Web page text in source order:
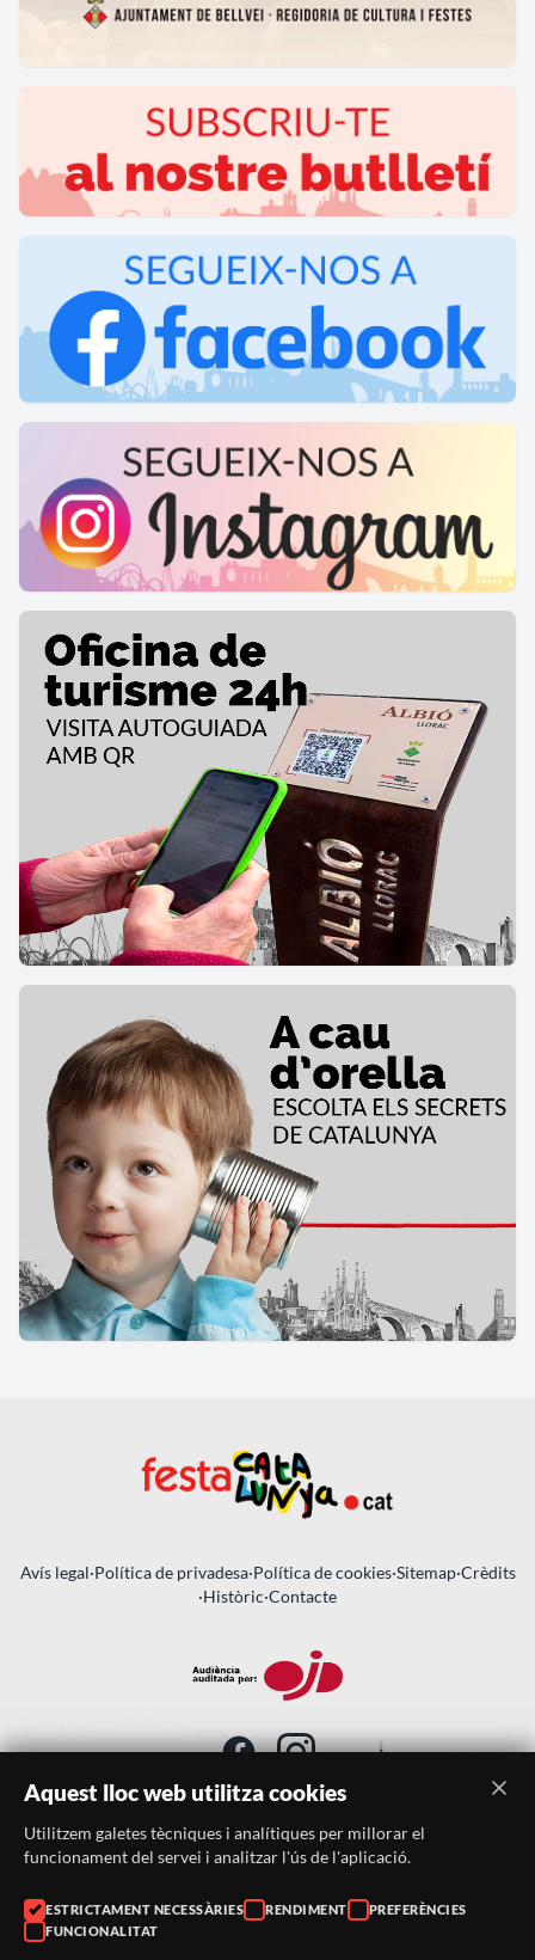
Avís legal·Política de privadesa·Política de cookies·Sitemap·Crèdits
·Històric·Contacte
SUBSCRIU-TE AL BUTLLETÍ
Telèfon:
938046359
Correu:
Aquest lloc web utilitza cookies
Utilitzem galetes tècniques i analítiques per millorar el
funcionament del servei i analitzar l'ús de l'aplicació.
ESTRICTAMENT NECESSÀRIES RENDIMENT
PREFERÈNCIES
FUNCIONALITAT